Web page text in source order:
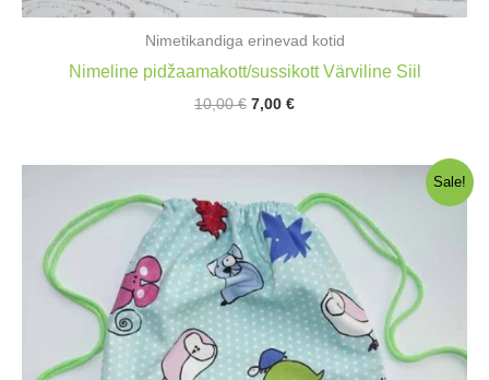
Nimetikandiga erinevad kotid
Nimeline pidžaamakott/sussikott Värviline Siil
10,00€ Algne
10,00 €.
7,00 €Praegune
7,00 €.
Sale!